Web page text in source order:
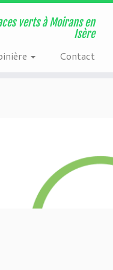
visit-counter-public.php
verts à Moirans en
Isère
Contact